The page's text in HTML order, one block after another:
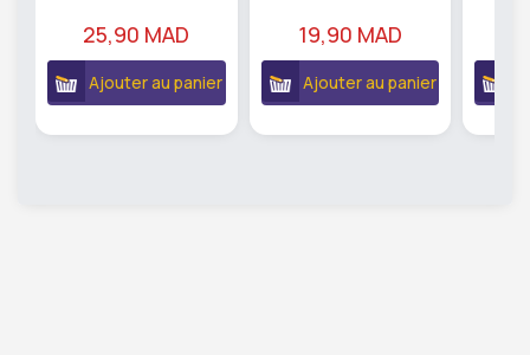
25,90 MAD
Ajouter au panier
19,90 MAD
Ajouter au panier